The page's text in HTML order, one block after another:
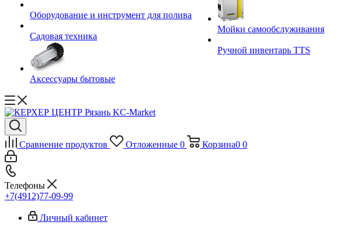
Оборудование и инструмент для полива
Садовая техника
Аксессуары бытовые
Мойки самообслуживания
Ручной инвентарь TTS
Сравнение продуктов Отложенные 0 Корзина0 0
Телефоны
+7(4912)77-09-99
Личный кабинет